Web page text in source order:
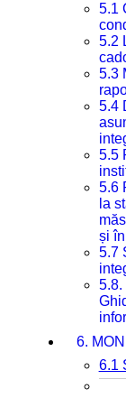
5.1
5.2
5.3
5.4
5.5
5.6
la
și
5.7
5.8.
6.
6.1